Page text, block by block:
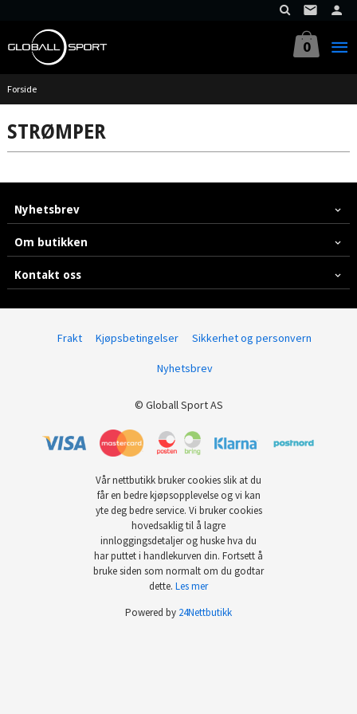
innholdet
0
Forside
STRØMPER
Nyhetsbrev
Om butikken
Kontakt oss
Frakt Kjøpsbetingelser Sikkerhet og personvern
Nyhetsbrev
© Globall Sport AS
Vår nettbutikk bruker cookies slik at du
får en bedre kjøpsopplevelse og vi kan
yte deg bedre service. Vi bruker cookies
hovedsaklig til å lagre
innloggingsdetaljer og huske hva du
har puttet i handlekurven din. Fortsett å
bruke siden som normalt om du godtar
dette. Les mer
Powered by 24Nettbutikk